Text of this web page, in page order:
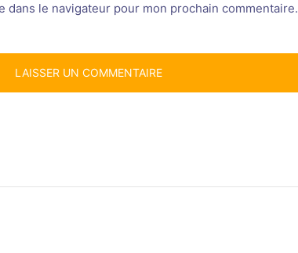
le navigateur pour mon prochain commentaire.